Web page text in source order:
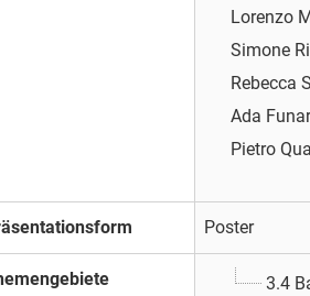
Lorenzo
Simone
Rebecca
Ada
Pietro
Poster
3.4